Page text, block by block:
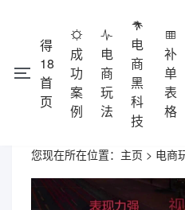
得
18
首
页
成
功
案
例
电
商
玩
法
电
商
黑
科
技
补
单
表
格
本网站除了免费功能外，都需要
充值积分使用，收费点击
会员收费
您现在所在位置： 主页 > 电商